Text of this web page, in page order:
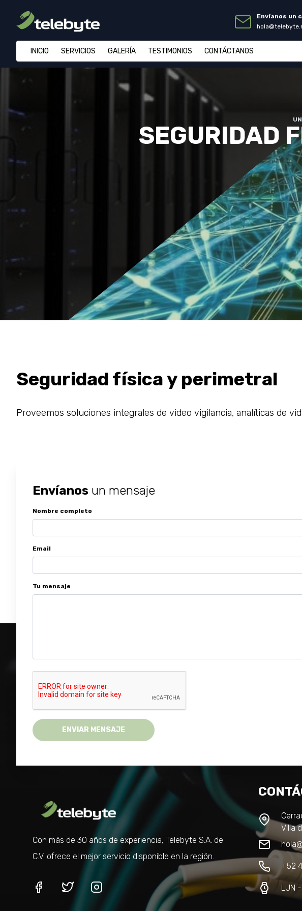
Envíanos un
INICIO SERVICIOS GALERÍA TESTIMONIOS CONTÁCTANOS
SEGURIDAD
Seguridad física y perimetral
Proveemos soluciones integrales de video vigilancia, analíticas de
Envíanos un mensaje
Nombre completo
Email
Tu mensaje
ENVIAR MENSAJE
Con más de 30 años de experiencia, Telebyte S.A. de
C.V. ofrece el mejor servicio disponible en la región.
Villa
+52
LUN